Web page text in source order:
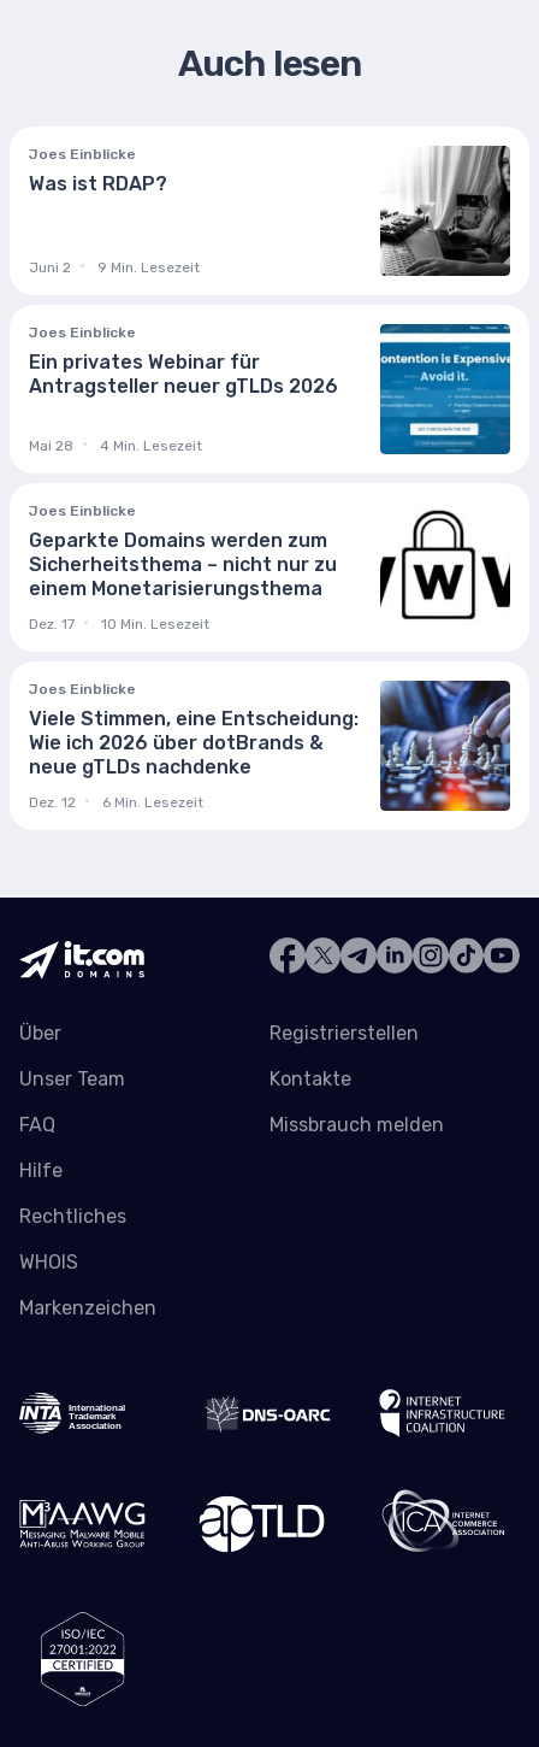
Auch lesen
Joes Einblicke
Was ist RDAP?
Juni 2 9 Min. Lesezeit
Joes Einblicke
Ein privates Webinar für
Antragsteller neuer gTLDs 2026
Mai 28 4 Min. Lesezeit
Joes Einblicke
Geparkte Domains werden zum
Sicherheitsthema – nicht nur zu
einem Monetarisierungsthema
Dez. 17 10 Min. Lesezeit
Joes Einblicke
Viele Stimmen, eine Entscheidung:
Wie ich 2026 über dotBrands &
neue gTLDs nachdenke
Dez. 12 6 Min. Lesezeit
Über
Unser Team
FAQ
Hilfe
Rechtliches
WHOIS
Markenzeichen
Registrierstellen
Kontakte
Missbrauch melden